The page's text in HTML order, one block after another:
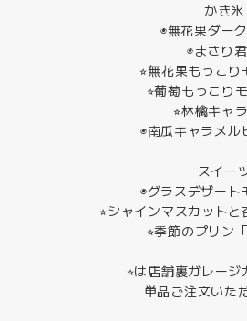
かき氷
◉無花果ダー
◉まさり君
⭐︎無花果もっこ
⭐︎葡萄もっこり
⭐︎林檎キャ
◉南瓜キャラメル
スイー
◉グラスデザート
⭐︎シャインマスカット
⭐︎季節のプリン
⭐︎は店舗裏ガレージ
単品ご注文いた